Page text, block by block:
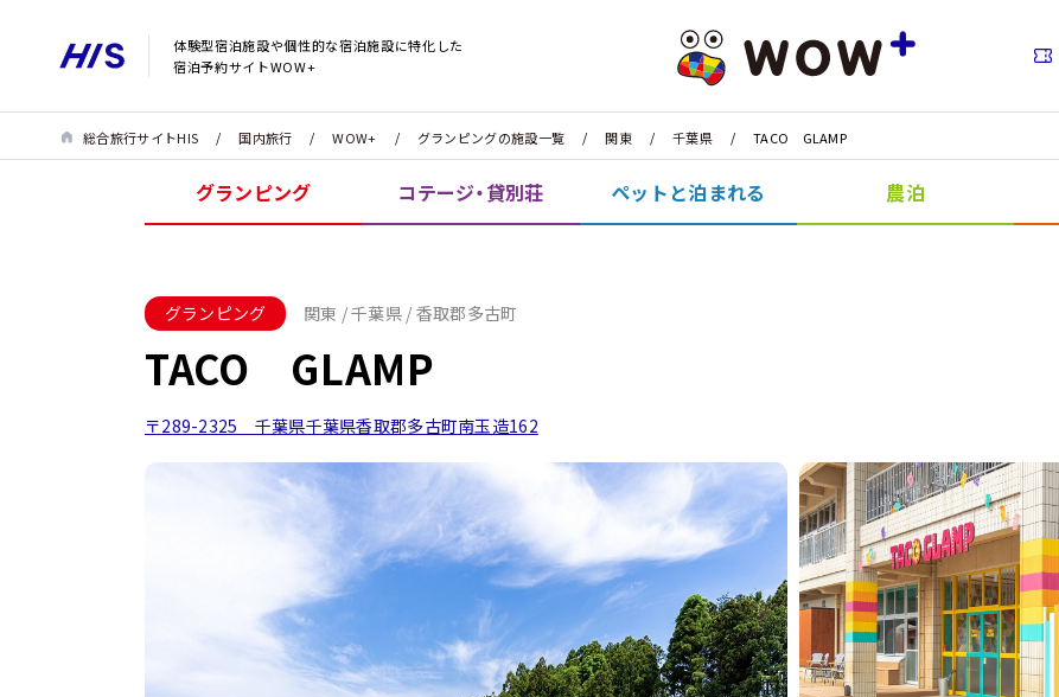
体験型宿泊施設や個性的な宿泊施設に特化した
宿泊予約サイトWOW+
総合旅行サイトHIS 国内旅行 WOW+ グランピングの施設一覧 関東 千葉県 TACO GLAMP
グランピング コテージ・貸別荘 ペットと泊まれる 農泊
グランピング 関東 / 千葉県 / 香取郡多古町
TACO GLAMP
〒289-2325 千葉県千葉県香取郡多古町南玉造162